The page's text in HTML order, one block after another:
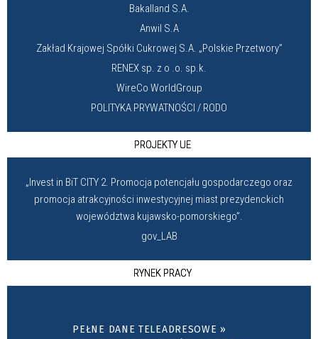
Bakalland S.A.
Anwil S.A
Zakład Krajowej Spółki Cukrowej S.A. „Polskie Przetwory”
RENEX sp. z o .o. sp.k.
WireCo WorldGroup
POLITYKA PRYWATNOŚCI / RODO
PROJEKTY UE
„Invest in BiT CITY 2. Promocja potencjału gospodarczego oraz
promocja atrakcyjności inwestycyjnej miast prezydenckich
województwa kujawsko-pomorskiego”.
gov_LAB
RYNEK PRACY
PEŁNE DANE TELEADRESOWE »